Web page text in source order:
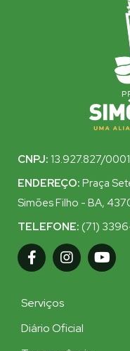
CNPJ: 13.927.827/
ENDEREÇO: Praça
Simões Filho - BA,
TELEFONE: (71)
Serviços
Diário Oficial